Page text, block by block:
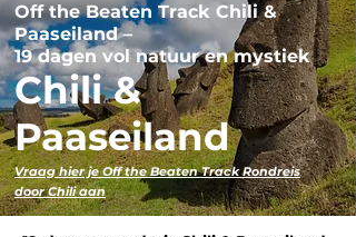
Off the Beaten Track Chili &
Paaseiland –
19 dagen vol natuur en mystiek
Chili &
Paaseiland
Vraag hier je Off the Beaten Track Rondreis
door Chili aan